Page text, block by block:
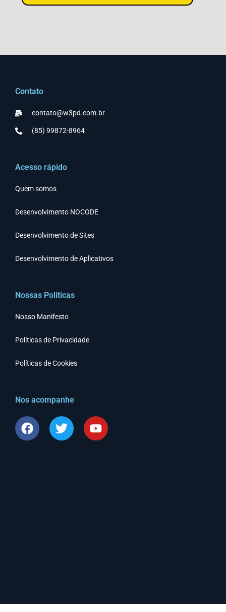
Contato
contato@w3pd.com.br
(85) 99872-8964
Acesso rápido
Quem somos
Desenvolvimento NOCODE
Desenvolvimento de Sites
Desenvolvimento de Aplicativos
Nossas Políticas
Nosso Manifesto
Políticas de Privacidade
Políticas de Cookies
Nos acompanhe